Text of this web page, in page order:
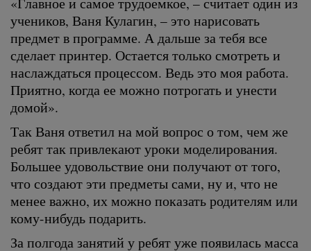
учеников, Ваня Кулагин, – это нарисовать
предмет в программе. А дальше за тебя все
сделает принтер. Остается только смотреть и
наслаждаться процессом. Ведь это моя работа.
Приятно, когда ее можно потрогать и унести
домой».
Так Ваня ответил на мой вопрос о том, чем же
ребят так привлекают уроки моделирования.
Большее удовольствие они получают от того,
что создают эти предметы сами, ну и, что не
менее важно, их можно показать родителям или
кому-нибудь подарить.
За полгода занятий у ребят уже появилась масса